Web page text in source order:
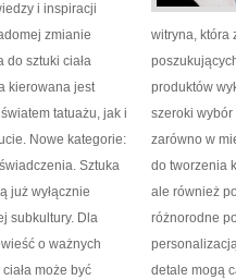
i inspiracji
zmianie
do sztuki ciała
kierowana jest
tatuażu, jak i
Nowe kategorie:
Sztuka
już wyłącznie
subkultury. Dla
o ważnych
może być
witryna, która
produktów
szeroki
zarówno w
do tworzenia
ale również
różnorodne
detale mogą